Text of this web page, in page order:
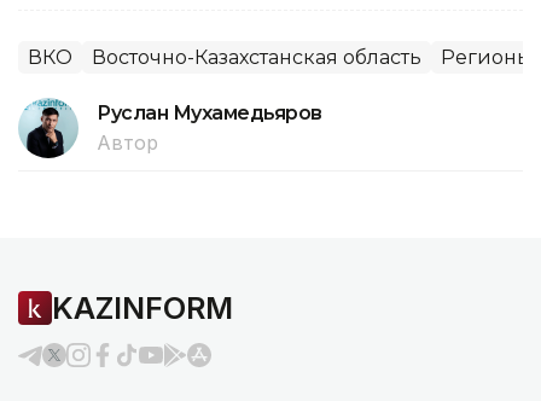
ВКО Восточно-Казахстанская область Регионы
Руслан Мухамедьяров
Автор
KAZINFORM